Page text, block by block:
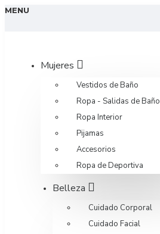
MENU
Mujeres
Vestidos de Baño
Ropa - Salidas de Baño
Ropa Interior
Pijamas
Accesorios
Ropa de Deportiva
Belleza
Cuidado Corporal
Cuidado Facial